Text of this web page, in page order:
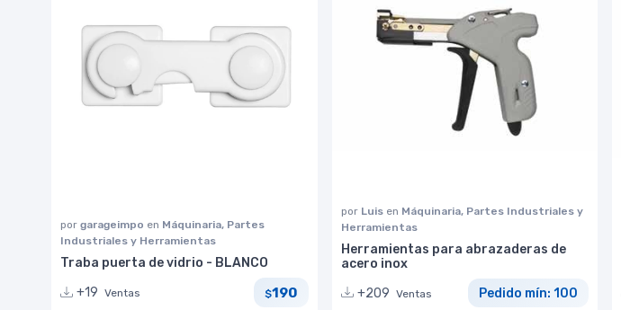
por garageimpo en Máquinaria, Partes
Industriales y Herramientas
Traba puerta de vidrio - BLANCO
+19 Ventas $190
por Luis en Máquinaria, Partes Industriales y
Herramientas
Herramientas para abrazaderas de
acero inox
+209 Ventas Pedido mín: 100